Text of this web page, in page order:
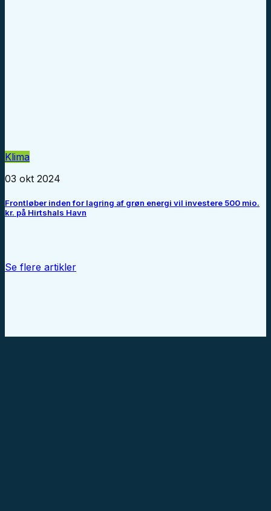
Klima
03 okt 2024
Frontløber inden for lagring af grøn energi vil investere 500 mio.
kr. på Hirtshals Havn
Se flere artikler